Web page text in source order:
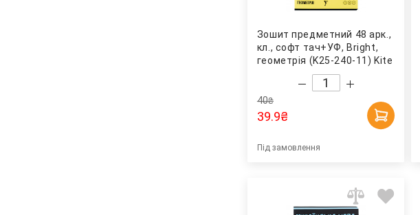
Зошит предметний 48 арк.,
кл., софт тач+УФ, Bright,
геометрія (K25-240-11) Kite
40₴
39.9₴
Під замовлення